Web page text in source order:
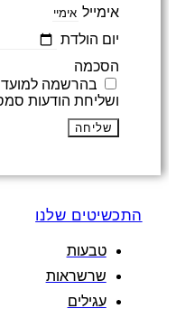
אימייל
יום הולדת
הסכמה
בהרשמה
ושליחת הודעות סמס
שליחה
התכשיטים שלנו
טבעות
שרשראות
עגילים